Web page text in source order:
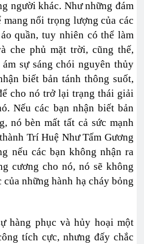
người khác. Như những đám
mang nổi trọng lượng của các
quần, tuy nhiên có thể làm
che phủ mặt trời, cũng thế,
sự sáng chói nguyên thủy
biết bản tánh thông suốt,
cho nó trở lại trạng thái giải
Nếu các bạn nhận biết bản
nó bèn mất tất cả sức mạnh
Trí Huệ Như Tấm Gương
nếu các bạn không nhận ra
cương cho nó, nó sẽ không
những hành hạ cháy bỏng
hàng phục và hủy hoại một
tích cực, nhưng đấy chắc